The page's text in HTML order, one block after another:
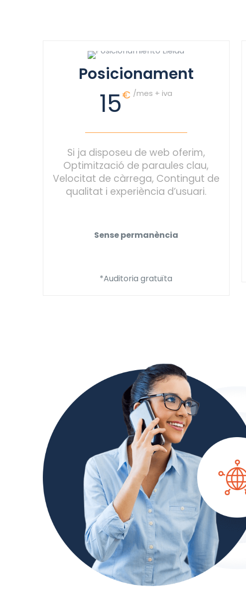
Posicionament
15€ /mes + iva
Si ja disposeu de web oferim,
Optimització de paraules clau,
Velocitat de càrrega, Contingut de
qualitat i experiència d’usuari.
Sense permanència
*Auditoria gratuïta